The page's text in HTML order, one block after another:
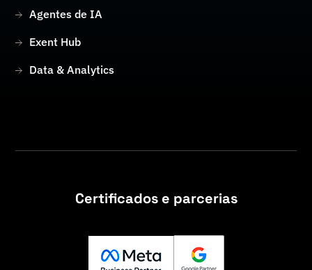
Agentes de IA
Exent Hub
Data & Analytics
Certificados e parcerias